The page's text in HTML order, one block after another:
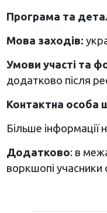
Програма та
Мова заходів:
Умови участі та
додатково після
Контактна особа
Більше інформації
Додатково: в
воркшопі